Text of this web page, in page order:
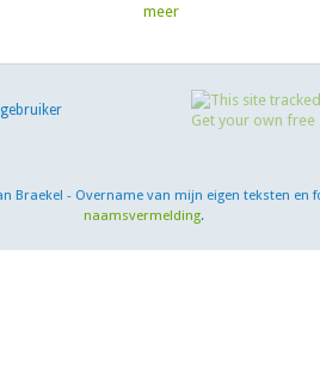
meer
Braekel - Overname van mijn eigen teksten en
naamsvermelding.